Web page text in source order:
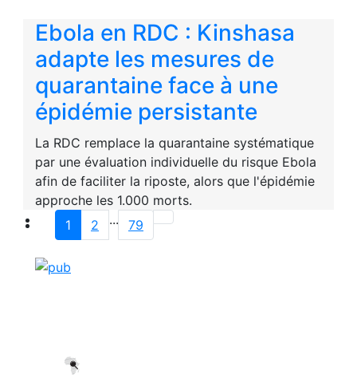
Ebola en RDC : Kinshasa
adapte les mesures de
quarantaine face à une
épidémie persistante
La RDC remplace la quarantaine systématique
par une évaluation individuelle du risque Ebola
afin de faciliter la riposte, alors que l'épidémie
approche les 1.000 morts.
1
2 ... 79